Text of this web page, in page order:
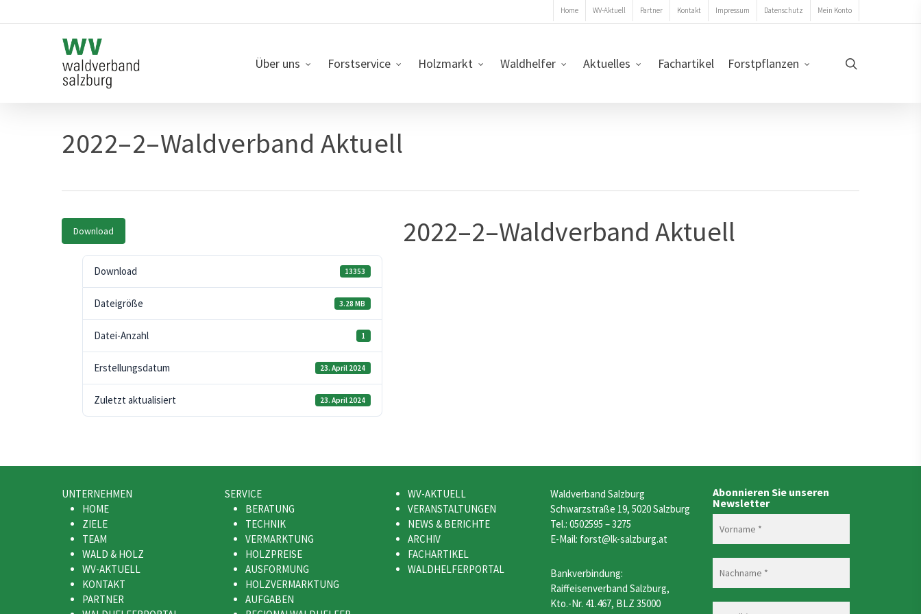
to
Home WV-Aktuell Partner Kontakt Impressum Datenschutz Mein Konto
Über uns Forstservice Holzmarkt Waldhelfer Aktuelles Fachartikel Forstpflanzen
2022–2–Waldverband Aktuell
Download
Download 13353
Dateigröße 3.28 MB
Datei-Anzahl 1
Erstellungsdatum 23. April 2024
Zuletzt aktualisiert 23. April 2024
2022–2–Waldverband Aktuell
UNTERNEHMEN
HOME
ZIELE
TEAM
WALD & HOLZ
WV-AKTUELL
KONTAKT
PARTNER
SERVICE
BERATUNG
TECHNIK
VERMARKTUNG
HOLZPREISE
AUSFORMUNG
HOLZVERMARKTUNG
AUFGABEN
WV-AKTUELL
VERANSTALTUNGEN
NEWS & BERICHTE
ARCHIV
FACHARTIKEL
WALDHELFERPORTAL
Waldverband Salzburg
Schwarzstraße 19, 5020 Salzburg
Tel.: 0502595 – 3275
E-Mail: forst@lk-salzburg.at
Bankverbindung:
Raiffeisenverband Salzburg,
Kto.-Nr. 41.467, BLZ 35000
Abonnieren Sie unseren
Newsletter